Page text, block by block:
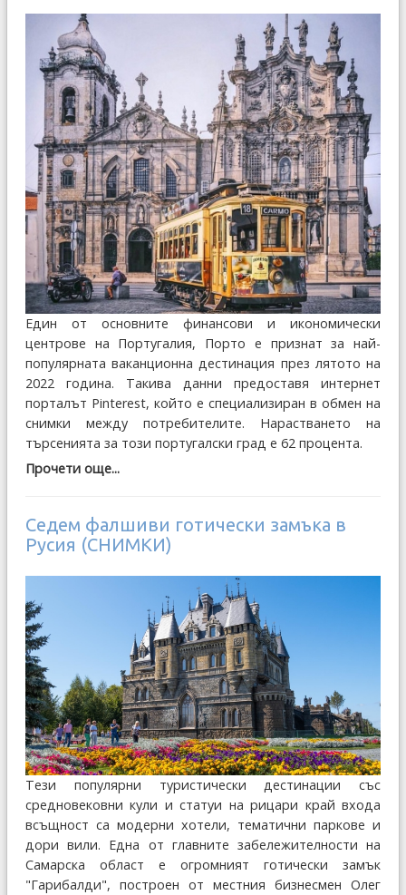
Един от основните финансови и икономически
центрове на Португалия, Порто е признат за най-
популярната ваканционна дестинация през лятото на
2022 година. Такива данни предоставя интернет
порталът Pinterest, който е специализиран в обмен на
снимки между потребителите. Нарастването на
търсенията за този португалски град е 62 процента.
Прочети още...
Седем фалшиви готически замъка в
Русия (СНИМКИ)
Тези популярни туристически дестинации със
средновековни кули и статуи на рицари край входа
всъщност са модерни хотели, тематични паркове и
дори вили. Една от главните забележителности на
Самарска област е огромният готически замък
"Гарибалди", построен от местния бизнесмен Олег